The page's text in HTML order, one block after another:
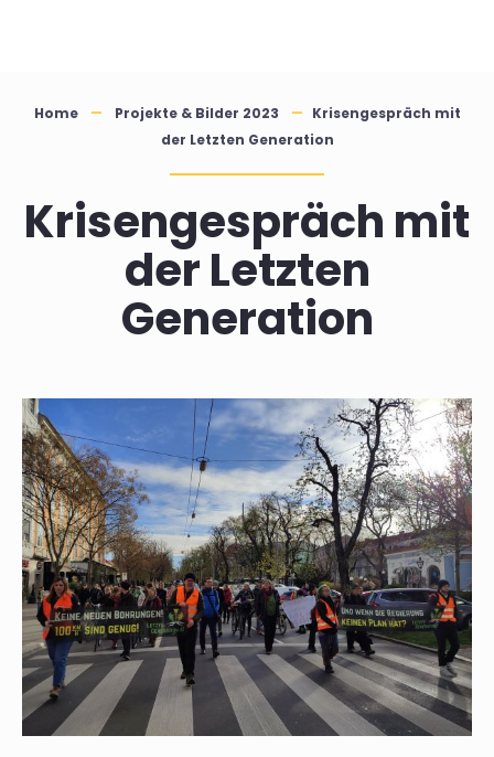
Home Projekte & Bilder 2023
Krisengespräch mit
der Letzten Generation
Krisengespräch mit
der Letzten
Generation